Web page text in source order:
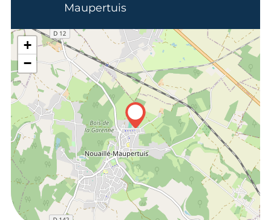
Maupertuis
+
−